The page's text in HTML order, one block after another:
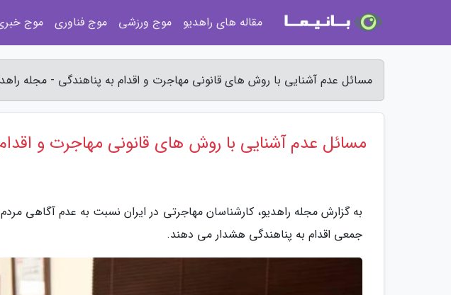
مسائل عدم آشنایی با روش های قانونی مهاجرت و اقدام به پناهندگی - مجله
مسائل عدم آشنایی با روش های قانونی مهاجرت و
به گزارش مجله راهدیو، کارشناسان مهاجرتی در ایران نسبت به عدم آگاهی
جمعی اقدام به پناهندگی هشدار می دهند.
مقاله های راهدیو موج ورزشی موج فناوری موج